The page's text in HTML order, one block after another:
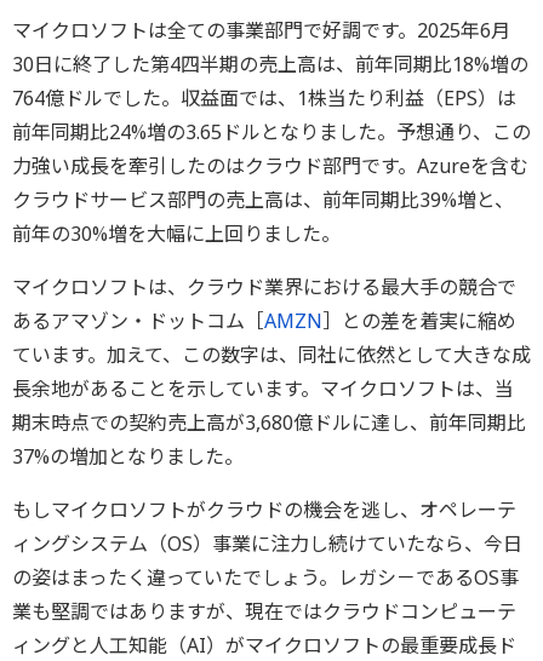
マイクロソフトは全ての事業部門で好調です。2025年6月
30日に終了した第4四半期の売上高は、前年同期比18%増の
764億ドルでした。収益面では、1株当たり利益（EPS）は
前年同期比24%増の3.65ドルとなりました。予想通り、この
力強い成長を牽引したのはクラウド部門です。Azureを含む
クラウドサービス部門の売上高は、前年同期比39%増と、
前年の30%増を大幅に上回りました。
マイクロソフトは、クラウド業界における最大手の競合で
あるアマゾン・ドットコム［AMZN］との差を着実に縮め
ています。加えて、この数字は、同社に依然として大きな成
長余地があることを示しています。マイクロソフトは、当
期末時点での契約売上高が3,680億ドルに達し、前年同期比
37%の増加となりました。
もしマイクロソフトがクラウドの機会を逃し、オペレーテ
ィングシステム（OS）事業に注力し続けていたなら、今日
の姿はまったく違っていたでしょう。レガシ－であるOS事
業も堅調ではありますが、現在ではクラウドコンピューテ
ィングと人工知能（AI）がマイクロソフトの最重要成長ド